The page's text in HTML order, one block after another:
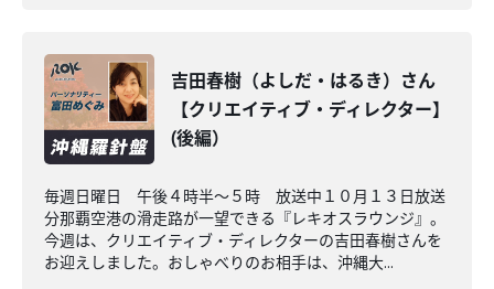
吉田春樹（よしだ・はるき）さん
【クリエイティブ・ディレクター】
(後編）
毎週日曜日 午後４時半～５時 放送中１０月１３日放送
分那覇空港の滑走路が一望できる『レキオスラウンジ』。
今週は、クリエイティブ・ディレクターの吉田春樹さんを
お迎えしました。おしゃべりのお相手は、沖縄大...